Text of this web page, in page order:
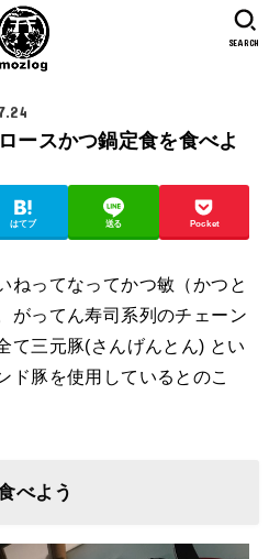
SEARCH
ースかつ鍋定食を食べよ
はてブ 送る Pocket
ねってなってかつ敏（かつと
がってん寿司系列のチェーン
て三元豚(さんげんとん) とい
ド豚を使用しているとのこ
べよう